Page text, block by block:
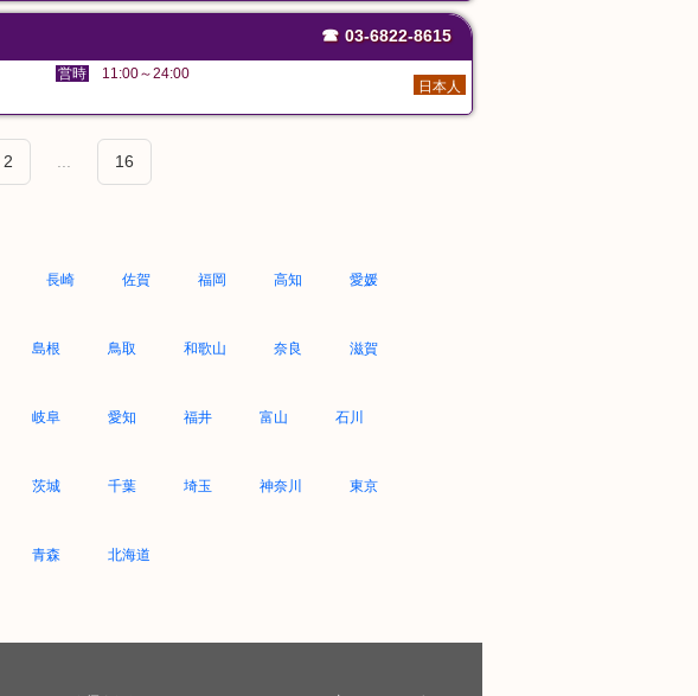
☎ 03-6822-8615
営時 11:00～24:00
日本人
2 16
長崎 佐賀 福岡 高知 愛媛
島根 鳥取 和歌山 奈良 滋賀
岐阜 愛知 福井 富山 石川
茨城 千葉 埼玉 神奈川 東京
青森 北海道